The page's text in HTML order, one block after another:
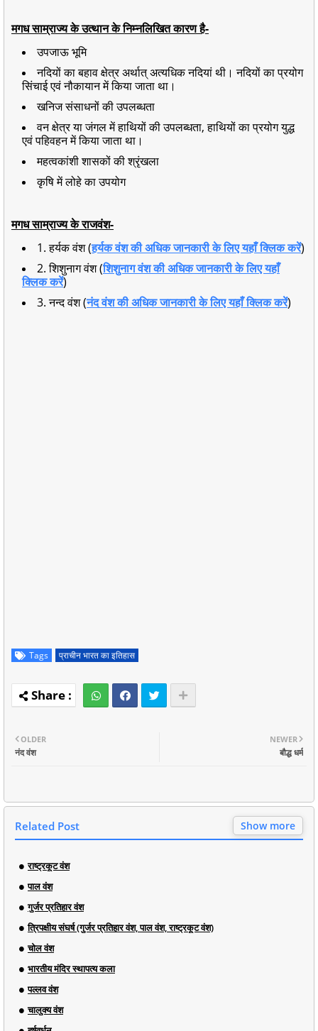
मगध साम्राज्य के उत्थान के निम्नलिखित कारण है-
उपजाऊ भूमि
नदियों का बहाव क्षेत्र अर्थात् अत्यधिक नदियां थी।नदियों का प्रयोग
सिंचाई एवं नौकायान में किया जाता था।
खनिज संसाधनों की उपलब्धता
वन क्षेत्र या जंगल में हाथियों की उपलब्धता, हाथियों का प्रयोग युद्ध
एवं पहिवहन में किया जाता था।
महत्वकांशी शासकों की श्रृंखला
कृषि में लोहे का उपयोग
मगध साम्राज्य के राजवंश-
1. हर्यक वंश (हर्यक वंश की अधिक जानकारी के लिए यहाँ क्लिक करें)
2. शिशुनाग वंश (शिशुनाग वंश की अधिक जानकारी के लिए यहाँ
क्लिक करें)
3. नन्द वंश (नंद वंश की अधिक जानकारी के लिए यहाँ क्लिक करें)
Tags प्राचीन भारत का इतिहास
NEWER
बौद्ध धर्म
OLDER
नंद वंश
Related Post Show more
राष्ट्रकूट वंश
पाल वंश
गुर्जर प्रतिहार वंश
त्रिपक्षीय संघर्ष (गुर्जर प्रतिहार वंश, पाल वंश, राष्ट्रकूट वंश)
चोल वंश
भारतीय मंदिर स्थापत्य कला
पल्लव वंश
चालुक्य वंश